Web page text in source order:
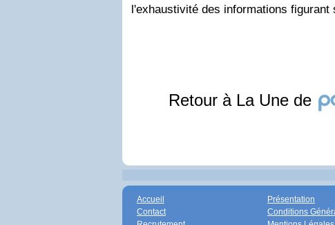
l'exhaustivité des informations figurant
Retour à La Une de
Accueil
Contact
Présentation
Conditions